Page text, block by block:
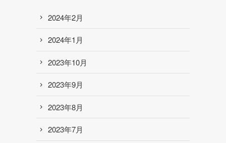
2024年2月
2024年1月
2023年10月
2023年9月
2023年8月
2023年7月